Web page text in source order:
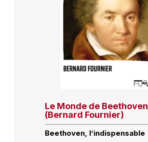
Le Monde de Beethoven
(Bernard Fournier)
Beethoven, l’indispensable